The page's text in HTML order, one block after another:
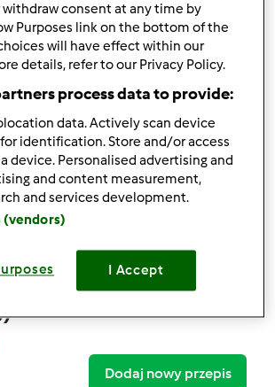
Block
Thermomix ® posiadasz?
Dodaj nowy przepis
consent at any time by
Purposes link on the bottom of the
will have effect within our
details, refer to our Privacy Policy.
process data to provide:
data. Actively scan device
identification. Store and/or access
device. Personalised advertising and
and content measurement,
and services development.
(vendors)
I Accept